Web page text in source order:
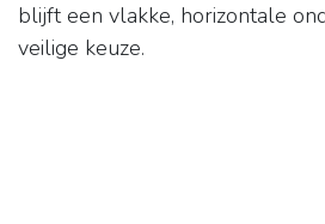
blijft een vlakke, horizontale
veilige keuze.